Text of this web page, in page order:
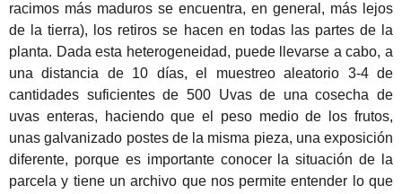
racimos más maduros se encuentra, en general, más lejos
de la tierra), los retiros se hacen en todas las partes de la
planta. Dada esta heterogeneidad, puede llevarse a cabo, a
una distancia de 10 días, el muestreo aleatorio 3-4 de
cantidades suficientes de 500 Uvas de una cosecha de
uvas enteras, haciendo que el peso medio de los frutos,
unas galvanizado postes de la misma pieza, una exposición
diferente, porque es importante conocer la situación de la
parcela y tiene un archivo que nos permite entender lo que